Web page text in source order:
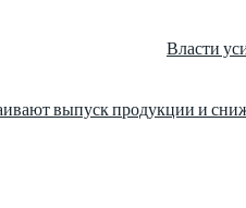
Власти
выпуск продукции и